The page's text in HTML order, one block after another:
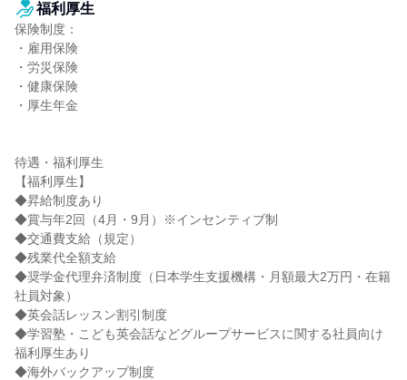
福利厚生
保険制度：
・雇用保険
・労災保険
・健康保険
・厚生年金
待遇・福利厚生
【福利厚生】
◆昇給制度あり
◆賞与年2回（4月・9月）※インセンティブ制
◆交通費支給（規定）
◆残業代全額支給
◆奨学金代理弁済制度（日本学生支援機構・月額最大2万円・在籍
社員対象）
◆英会話レッスン割引制度
◆学習塾・こども英会話などグループサービスに関する社員向け
福利厚生あり
◆海外バックアップ制度